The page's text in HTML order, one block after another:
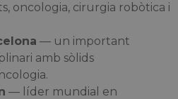
oncologia, cirurgia robòtica i
— un important
amb sòlids
— líder mundial en